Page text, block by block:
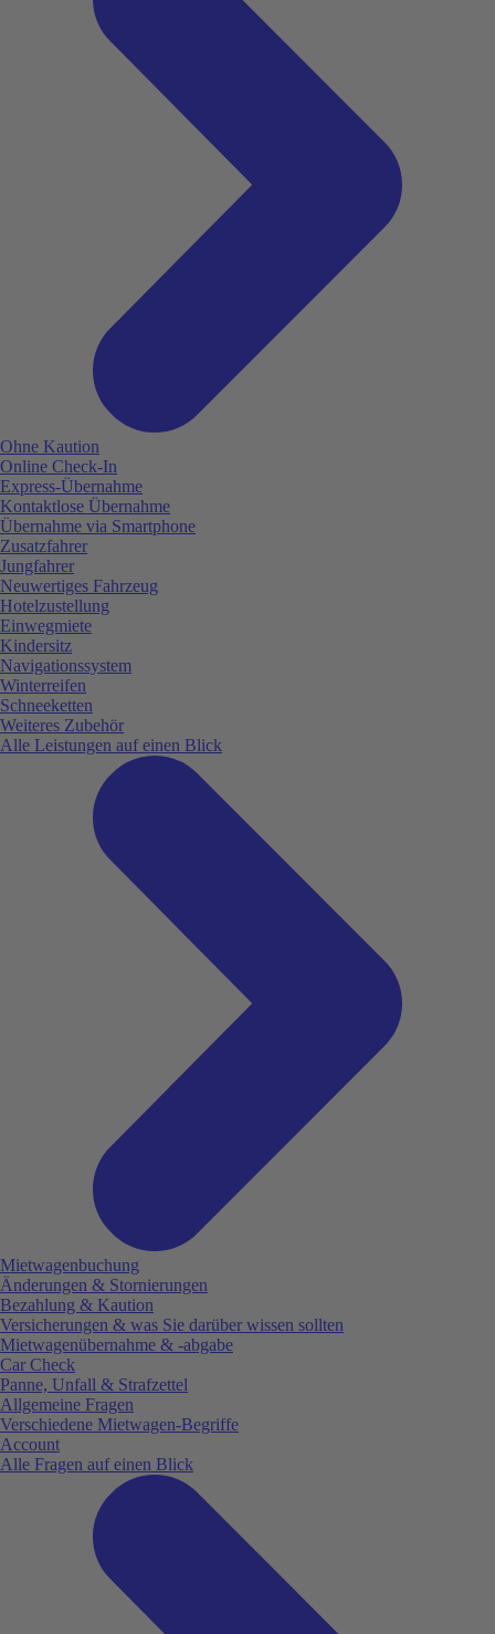
Ohne Kaution
Online Check-In
Express-Übernahme
Kontaktlose Übernahme
Übernahme via Smartphone
Zusatzfahrer
Jungfahrer
Neuwertiges Fahrzeug
Hotelzustellung
Einwegmiete
Kindersitz
Navigationssystem
Winterreifen
Schneeketten
Weiteres Zubehör
Alle Leistungen auf einen Blick
Mietwagenbuchung
Änderungen & Stornierungen
Bezahlung & Kaution
Versicherungen & was Sie darüber wissen sollten
Mietwagenübernahme & -abgabe
Car Check
Panne, Unfall & Strafzettel
Allgemeine Fragen
Verschiedene Mietwagen-Begriffe
Account
Alle Fragen auf einen Blick